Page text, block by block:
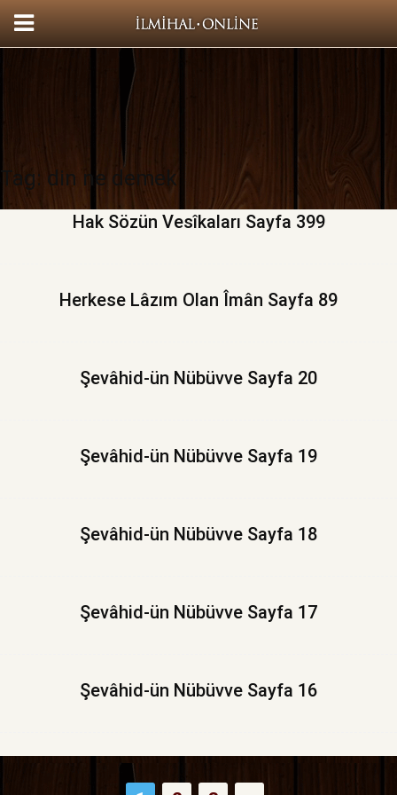
Tag: din ne demek
Hak Sözün Vesîkaları Sayfa 399
Herkese Lâzım Olan Îmân Sayfa 89
Şevâhid-ün Nübüvve Sayfa 20
Şevâhid-ün Nübüvve Sayfa 19
Şevâhid-ün Nübüvve Sayfa 18
Şevâhid-ün Nübüvve Sayfa 17
Şevâhid-ün Nübüvve Sayfa 16